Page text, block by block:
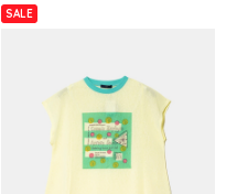
SALE